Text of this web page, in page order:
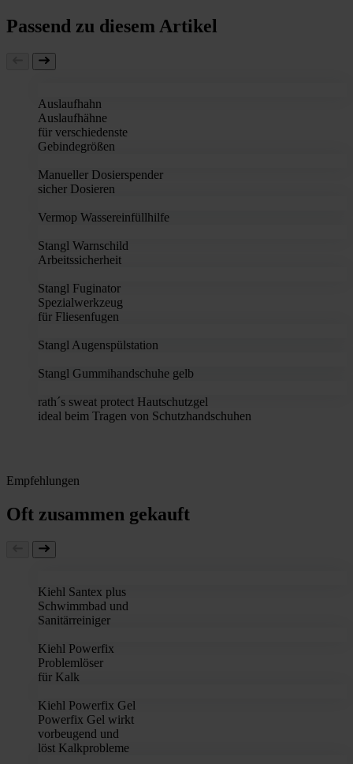
Passend zu diesem Artikel
Auslaufhahn
Auslaufhähne
für verschiedenste
Gebindegrößen
Manueller Dosierspender
sicher Dosieren
Vermop Wassereinfüllhilfe
Stangl Warnschild
Arbeitssicherheit
Stangl Fuginator
Spezialwerkzeug
für Fliesenfugen
Stangl Augenspülstation
Stangl Gummihandschuhe gelb
rath´s sweat protect Hautschutzgel
ideal beim Tragen von Schutzhandschuhen
Empfehlungen
Oft zusammen gekauft
Kiehl Santex plus
Schwimmbad und
Sanitärreiniger
Kiehl Powerfix
Problemlöser
für Kalk
Kiehl Powerfix Gel
Powerfix Gel wirkt
vorbeugend und
löst Kalkprobleme